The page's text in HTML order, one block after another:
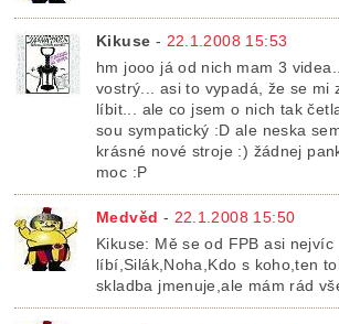
Kikuse - 22.1.2008 15:53
hm jooo já od nich mam 3
vostrý... asi to vypadá, že se mi
líbit... ale co jsem o nich tak
sou sympatický :D ale neska
krásné nové stroje :) žádnej
moc :P
Medvěd - 22.1.2008 15:50
Kikuse: Mě se od FPB asi nejvíc
líbí,Silák,Noha,Kdo s koho,ten
skladba jmenuje,ale mám rád